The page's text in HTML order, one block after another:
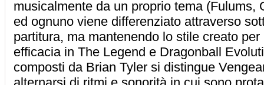
musicalmente da un proprio tema (Fulums,
ed ognuno viene differenziato attraverso
partitura, ma mantenendo lo stile creato
efficacia in The Legend e Dragonball
composti da Brian Tyler si distingue